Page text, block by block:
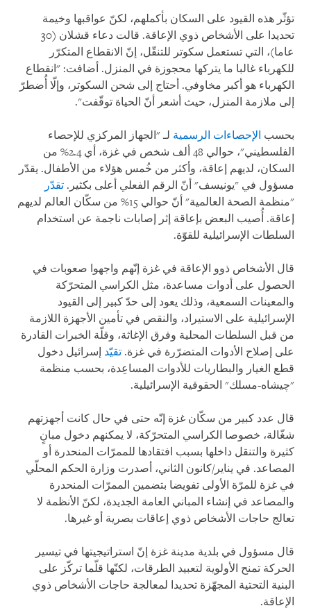
تؤثّر هذه القيود على السكان بأكملهم، لكنّ عواقبها وخيمة
تحديدا على الأشخاص ذوي الإعاقة. قالت دعاء قشلان (30
عاما)، التي تستعمل سكوتر للتنقّل، إنّ الانقطاع المتكرّر
للكهرباء غالبا ما يتركها محجوزة في المنزل. أضافت: "انقطاع
الكهرباء هو أكبر مخاوفي. أحتاج إلى شحن السكوتر، وإلّا أُضطرّ
إلى ملازمة المنزل، حيث أشعر أنّ الحياة توقّفت".
بحسب الإحصاءات الرسمية لـ "الجهاز المركزي للإحصاء
الفلسطيني"، حوالي 48 ألف شخص في غزة، أي 2.4% من
السكان، لديهم إعاقة، وأكثر من خُمس هؤلاء من الأطفال. يقدّر
مسؤول في "يونيسف" أنّ الرقم الفعلي أعلى بكثير. تقدّر
"منظمة الصحة العالمية" أنّ حوالي 15% من سكّان العالم لديهم
إعاقة. أُصيب البعض بإعاقة إثر إصابات ناجمة عن استخدام
السلطات الإسرائيلية للقوّة.
قال الأشخاص ذوو الإعاقة في غزة إنّهم واجهوا صعوبات في
الحصول على أدوات مساعدة، مثل الكراسي المتحرّكة
والمعينات السمعية، وذلك يعود إلى حدّ كبير إلى القيود
الإسرائيلية على الاستيراد، والنقص في تأمين الأجهزة اللازمة
من قبل السلطات المحلية وفرق الإغاثة، وقلّة الخبرات القادرة
على إصلاح الأدوات المتضرّرة في غزة. تقيّد إسرائيل دخول
قطع الغيار والبطاريات للأدوات المساعِدة، بحسب منظمة
"چيشاه-مسلك" الحقوقية الإسرائيلية.
قال عدد كبير من سكّان غزة إنّه حتى في حال كانت أجهزتهم
شغّالة، خصوصا الكراسي المتحرّكة، لا يمكنهم دخول مبانٍ
كثيرة والتنقل داخلها بسبب افتقادها للممرّات المنحدرة أو
المصاعد. في يناير/كانون الثاني، أصدرت وزارة الحكم المحلّي
في غزة للمرّة الأولى تفويضا بتضمين الممرّات المنحدرة
والمصاعد في إنشاء المباني العامة الجديدة، لكنّ الأنظمة لا
تعالج حاجات الأشخاص ذوي إعاقات بصرية أو غيرها.
قال مسؤول في بلدية مدينة غزة إنّ استراتيجيتها في تيسير
الحركة تمنح الأولوية لتعبيد الطرقات، لكنّها قلّما تركّز على
البنية التحتية المجهّزة تحديدا لمعالجة حاجات الأشخاص ذوي
الإعاقة.